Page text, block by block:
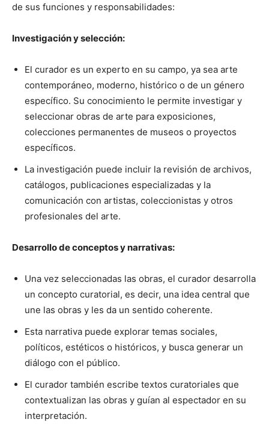
de sus funciones y responsabilidades:
Investigación y selección:
El curador es un experto en su campo, ya sea arte
contemporáneo, moderno, histórico o de un género
específico. Su conocimiento le permite investigar y
seleccionar obras de arte para exposiciones,
colecciones permanentes de museos o proyectos
específicos.
La investigación puede incluir la revisión de archivos,
catálogos, publicaciones especializadas y la
comunicación con artistas, coleccionistas y otros
profesionales del arte.
Desarrollo de conceptos y narrativas:
Una vez seleccionadas las obras, el curador desarrolla
un concepto curatorial, es decir, una idea central que
une las obras y les da un sentido coherente.
Esta narrativa puede explorar temas sociales,
políticos, estéticos o históricos, y busca generar un
diálogo con el público.
El curador también escribe textos curatoriales que
contextualizan las obras y guían al espectador en su
interpretación.